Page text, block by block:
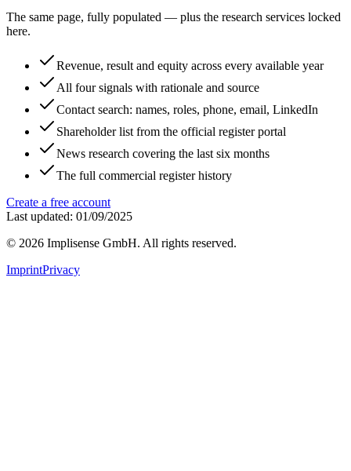
The same page, fully populated — plus the research services locked
here.
Revenue, result and equity across every available year
All four signals with rationale and source
Contact search: names, roles, phone, email, LinkedIn
Shareholder list from the official register portal
News research covering the last six months
The full commercial register history
Create a free account
Last updated: 01/09/2025
© 2026 Implisense GmbH. All rights reserved.
ImprintPrivacy